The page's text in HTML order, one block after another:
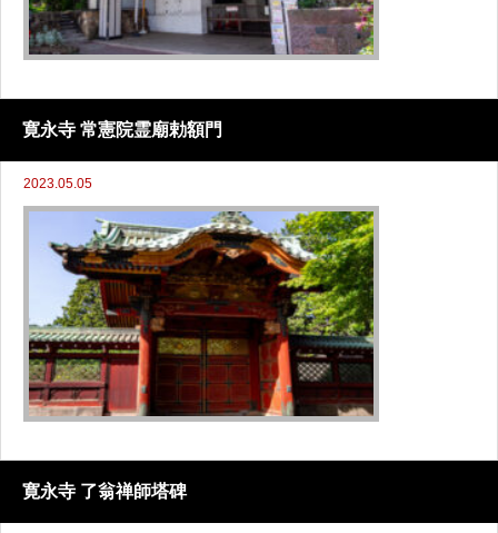
寛永寺 常憲院霊廟勅額門
2023.05.05
寛永寺 了翁禅師塔碑